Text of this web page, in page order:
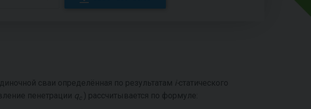
сваи определённая по результатам i- статического
пенетрации q ) рассчитывается по формуле: